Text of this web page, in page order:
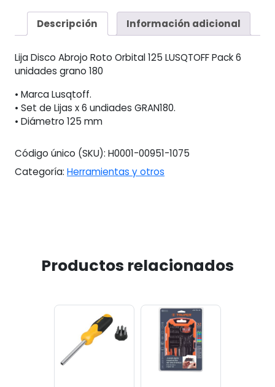
Pack
Unidades
180
cantidad
Descripción Información adicional
Lija Disco Abrojo Roto Orbital 125 LUSQTOFF Pack 6
unidades grano 180
• Marca Lusqtoff.
• Set de Lijas x 6 undiades GRAN180.
• Diámetro 125 mm
Código único (SKU): H0001-00951-1075
Categoría: Herramientas y otros
Productos relacionados